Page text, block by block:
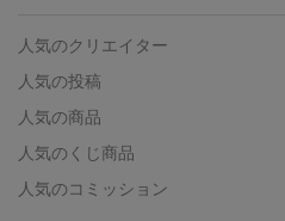
人気のクリエイター
人気の投稿
人気の商品
人気のくじ商品
人気のコミッション